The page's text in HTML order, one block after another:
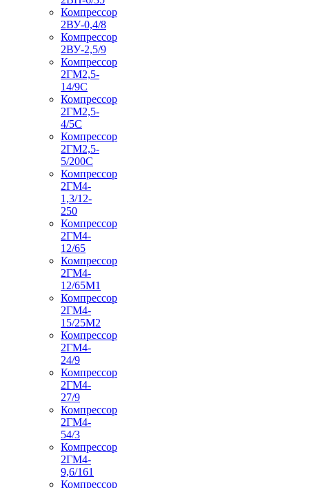
Компрессор
2ВУ-0,4/8
Компрессор
2ВУ-2,5/9
Компрессор
2ГМ2,5-
14/9С
Компрессор
2ГМ2,5-
4/5С
Компрессор
2ГМ2,5-
5/200С
Компрессор
2ГМ4-
1,3/12-
250
Компрессор
2ГМ4-
12/65
Компрессор
2ГМ4-
12/65М1
Компрессор
2ГМ4-
15/25М2
Компрессор
2ГМ4-
24/9
Компрессор
2ГМ4-
27/9
Компрессор
2ГМ4-
54/3
Компрессор
2ГМ4-
9,6/161
Компрессор